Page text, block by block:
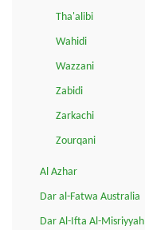
Tha'alibi
Wahidi
Wazzani
Zabidi
Zarkachi
Zourqani
Al Azhar
Dar al-Fatwa Australia
Dar Al-Ifta Al-Misriyyah